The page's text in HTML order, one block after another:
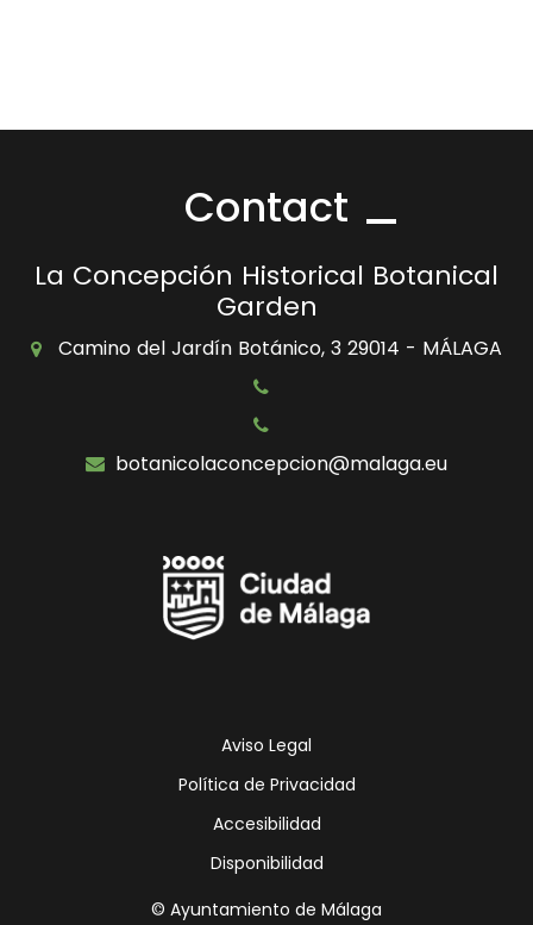
Contact
La Concepción Historical Botanical
Garden
Camino del Jardín Botánico, 3 29014 - MÁLAGA
botanicolaconcepcion@malaga.eu
de
facebook
twitter
Instagram
Otras
Redes
Sociales
Aviso Legal
Política de Privacidad
Accesibilidad
Disponibilidad
© Ayuntamiento de Málaga